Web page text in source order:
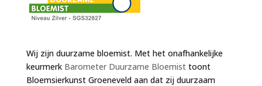
Wij zijn duurzame bloemist. Met het onafhankelijke
keurmerk Barometer Duurzame Bloemisttoont
Bloemsierkunst Groeneveld aan dat zij duurzaam